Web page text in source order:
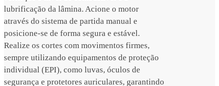
lubrificação da lâmina. Acione o motor
através do sistema de partida manual e
posicione-se de forma segura e estável.
Realize os cortes com movimentos firmes,
sempre utilizando equipamentos de proteção
individual (EPI), como luvas, óculos de
segurança e protetores auriculares, garantindo